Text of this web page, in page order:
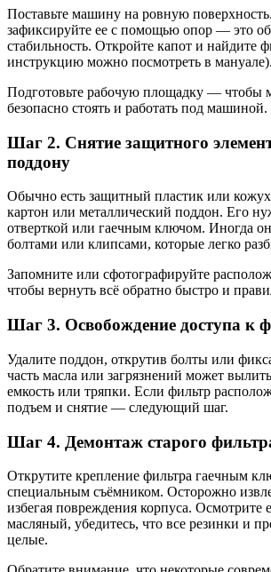
Поставьте машину на ровную
зафиксируйте ее с помощью опор — это
стабильность. Откройте капот и найдите
инструкцию можно посмотреть в мануале).
Подготовьте рабочую площадку — чтобы
безопасно стоять и работать под машиной.
Шаг 2. Снятие защитного
поддону
Обычно есть защитный пластик или
картон или металлический поддон. Его
отверткой или гаечным ключом. Иногда
болтами или клипсами, которые легко
Запомните или сфотографируйте
чтобы вернуть всё обратно быстро и
Шаг 3. Освобождение доступа к
Удалите поддон, открутив болты или
часть масла или загрязнений может
емкость или тряпки. Если фильтр
подъем и снятие — следующий шаг.
Шаг 4. Демонтаж старого
Открутите крепление фильтра гаечным
специальным съёмником. Осторожно
избегая повреждения корпуса. Осмотрите
масляный, убедитесь, что все резинки и
целые.